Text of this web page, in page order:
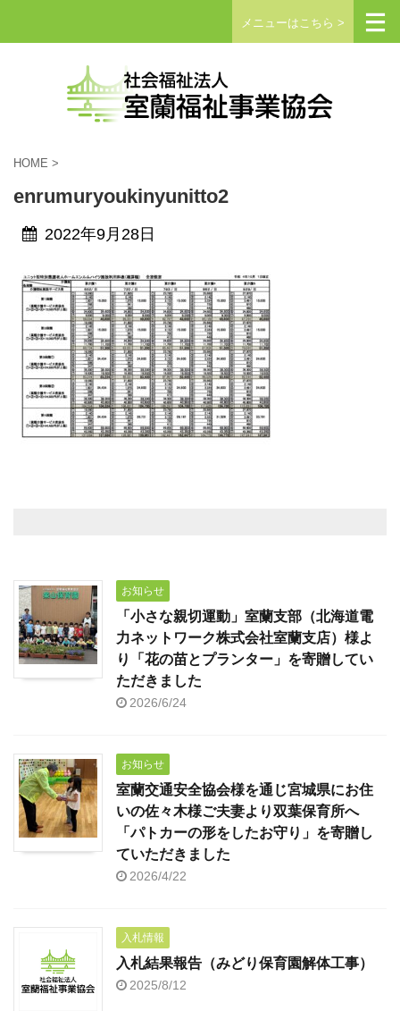
メニューはこちら >
HOME >
enrumuryoukinyunitto2
2022年9月28日
お知らせ
「小さな親切運動」室蘭支部（北海道電
力ネットワーク株式会社室蘭支店）様よ
り「花の苗とプランター」を寄贈してい
ただきました
2026/6/24
お知らせ
室蘭交通安全協会様を通じ宮城県にお住
いの佐々木様ご夫妻より双葉保育所へ
「パトカーの形をしたお守り」を寄贈し
ていただきました
2026/4/22
入札情報
入札結果報告（みどり保育園解体工事）
2025/8/12